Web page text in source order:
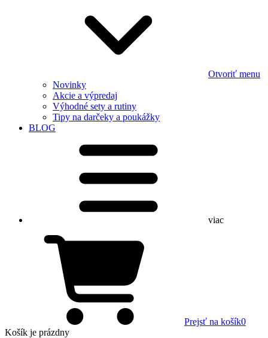
Otvoriť menu
Novinky
Akcie a výpredaj
Výhodné sety a rutiny
Tipy na darčeky a poukážky
BLOG
viac
Prejsť na košík0
Košík je prázdny